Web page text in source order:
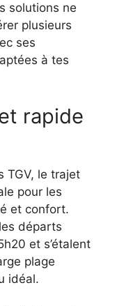
solutions ne
plusieurs
ses
à tes
rapide
TGV, le trajet
pour les
et confort.
départs
et s’étalent
plage
idéal.